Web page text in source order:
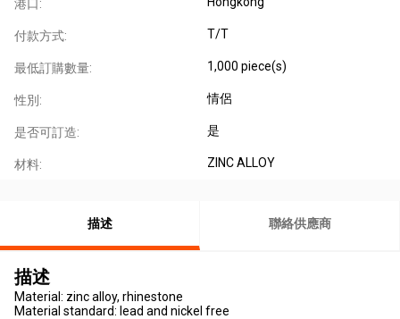
港口:
付款方式: T/T
最低訂購數量: 1,000 piece(s)
性別: 情侶
是否可訂造: 是
材料: ZINC ALLOY
描述 聯絡供應商
描述
Material: zinc alloy, rhinestone
Material standard: lead and nickel free